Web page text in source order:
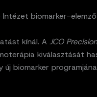
biomarker-
kínál. A JCO
kiválasztását
új biomarker